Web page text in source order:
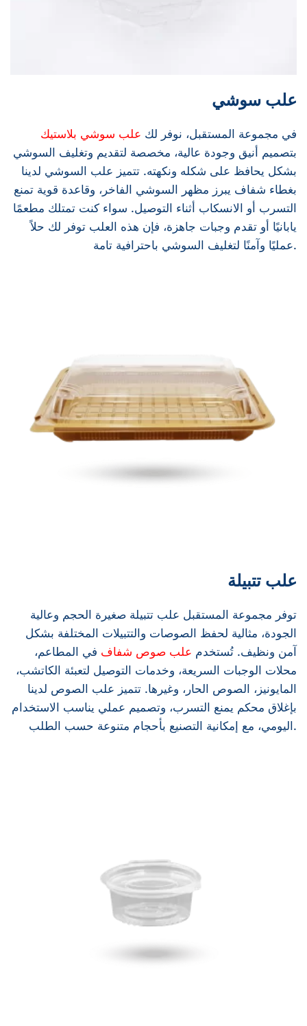
علب سوشي
في مجموعة المستقبل، نوفر لك علب سوشي بلاستيك
بتصميم أنيق وجودة عالية، مخصصة لتقديم وتغليف السوشي
بشكل يحافظ على شكله ونكهته. تتميز علب السوشي لدينا
بغطاء شفاف يبرز مظهر السوشي الفاخر، وقاعدة قوية تمنع
التسرب أو الانسكاب أثناء التوصيل. سواء كنت تمتلك مطعمًا
يابانيًا أو تقدم وجبات جاهزة، فإن هذه العلب توفر لك حلاً
عمليًا وآمنًا لتغليف السوشي باحترافية تامة.
علب تتبيلة
توفر مجموعة المستقبل علب تتبيلة صغيرة الحجم وعالية
الجودة، مثالية لحفظ الصوصات والتتبيلات المختلفة بشكل
آمن ونظيف. تُستخدم علب صوص شفاف في المطاعم،
محلات الوجبات السريعة، وخدمات التوصيل لتعبئة الكاتشب،
المايونيز، الصوص الحار، وغيرها. تتميز علب الصوص لدينا
بإغلاق محكم يمنع التسرب، وتصميم عملي يناسب الاستخدام
اليومي، مع إمكانية التصنيع بأحجام متنوعة حسب الطلب.